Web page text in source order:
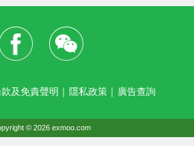
及免責聲明 ｜ 隱私政策 ｜ 廣告查詢
© 2026 exmoo.com